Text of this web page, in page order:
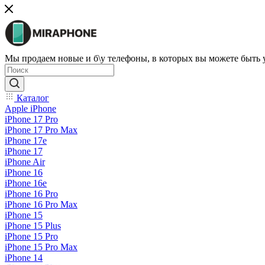
Мы продаем новые и б\у телефоны, в которых вы можете быть
Каталог
Apple iPhone
iPhone 17 Pro
iPhone 17 Pro Max
iPhone 17e
iPhone 17
iPhone Air
iPhone 16
iPhone 16e
iPhone 16 Pro
iPhone 16 Pro Max
iPhone 15
iPhone 15 Plus
iPhone 15 Pro
iPhone 15 Pro Max
iPhone 14